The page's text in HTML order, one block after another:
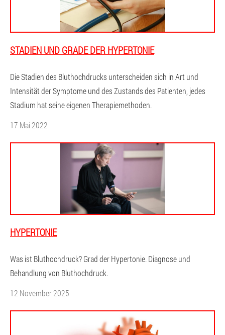
STADIEN UND GRADE DER HYPERTONIE
Die Stadien des Bluthochdrucks unterscheiden sich in Art und
Intensität der Symptome und des Zustands des Patienten, jedes
Stadium hat seine eigenen Therapiemethoden.
17 Mai 2022
HYPERTONIE
Was ist Bluthochdruck? Grad der Hypertonie. Diagnose und
Behandlung von Bluthochdruck.
12 November 2025